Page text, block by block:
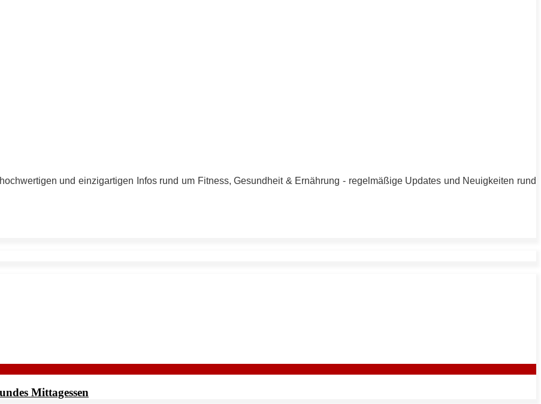
und einzigartigen Infos rund um Fitness, Gesundheit & Ernährung - regelmäßige Updates und Neuigkeiten rund
Mittagessen